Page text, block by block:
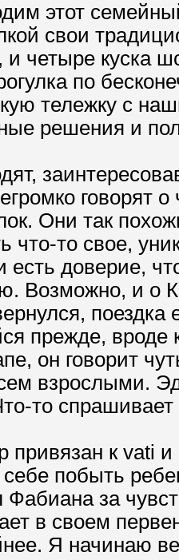
этот
свои
четыре куска
по
тележку с
решения и
говорят
Они так
что-то свое,
доверие,
Возможно, и о
прежде, вроде
он говорит
взрослыми.
то
привязан к vati
побыть
Фабиана за
в своем
Я начинаю